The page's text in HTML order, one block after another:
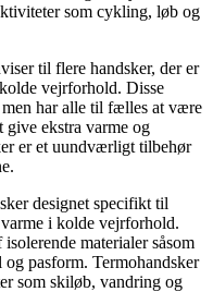
som cykling, løb og
til flere handsker, der er
vejrforhold. Disse
har alle til fælles at være
give ekstra varme og
er et uundværligt tilbehør
designet specifikt til
i kolde vejrforhold.
materialer såsom
pasform. Termohandsker
som skiløb, vandring og